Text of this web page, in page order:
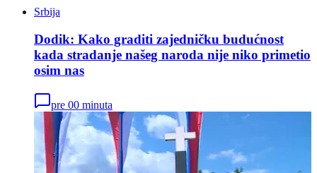
Srbija
Dodik: Kako graditi zajedničku budućnost
kada stradanje našeg naroda nije niko primetio
osim nas
pre 00 minuta